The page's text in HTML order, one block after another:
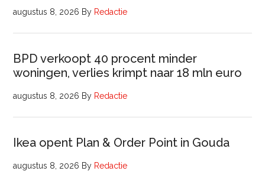
augustus 8, 2026 By Redactie
BPD verkoopt 40 procent minder
woningen, verlies krimpt naar 18 mln euro
augustus 8, 2026 By Redactie
Ikea opent Plan & Order Point in Gouda
augustus 8, 2026 By Redactie